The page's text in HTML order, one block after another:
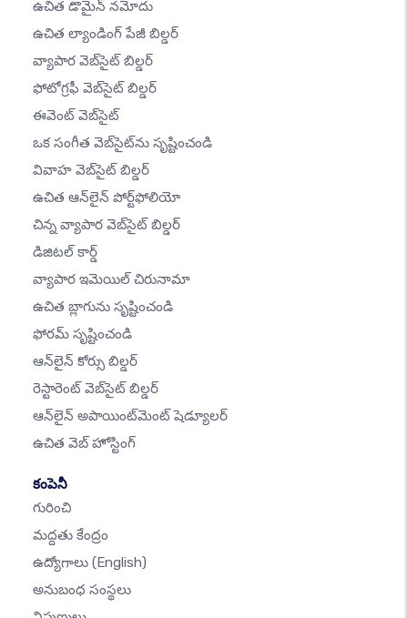
ఉచిత డొమైన్ నమోదు
ఉచిత ల్యాండింగ్ పేజీ బిల్డర్
వ్యాపార వెబ్‌సైట్ బిల్డర్
ఫోటోగ్రఫీ వెబ్‌సైట్ బిల్డర్
ఈవెంట్ వెబ్‌సైట్
ఒక సంగీత వెబ్‌సైట్‌ను సృష్టించండి
వివాహ వెబ్‌సైట్ బిల్డర్
ఉచిత ఆన్‌లైన్ పోర్ట్‌ఫోలియో
చిన్న వ్యాపార వెబ్‌సైట్ బిల్డర్
డిజిటల్ కార్డ్
వ్యాపార ఇమెయిల్ చిరునామా
ఉచిత బ్లాగును సృష్టించండి
ఫోరమ్ సృష్టించండి
ఆన్‌లైన్ కోర్సు బిల్డర్
రెస్టారెంట్ వెబ్‌సైట్ బిల్డర్
ఆన్‌లైన్ అపాయింట్‌మెంట్ షెడ్యూలర్
ఉచిత వెబ్ హోస్టింగ్
కంపెనీ
గురించి
మద్దతు కేంద్రం
ఉద్యోగాలు (English)
అనుబంధ సంస్థలు